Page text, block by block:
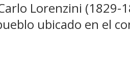
Lorenzini
ubicado en el